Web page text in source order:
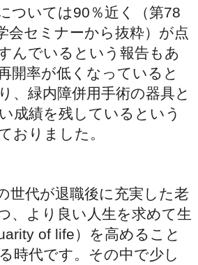
ついては90％近く（第78
会セミナーから抜粋）が点
んでいるという報告もあ
開率が低くなっていると
、緑内障併用手術の器具と
成績を残しているという
おりました。
世代が退職後に充実した老
、より良い人生を求めて生
of life）を高めること
時代です。その中で少し